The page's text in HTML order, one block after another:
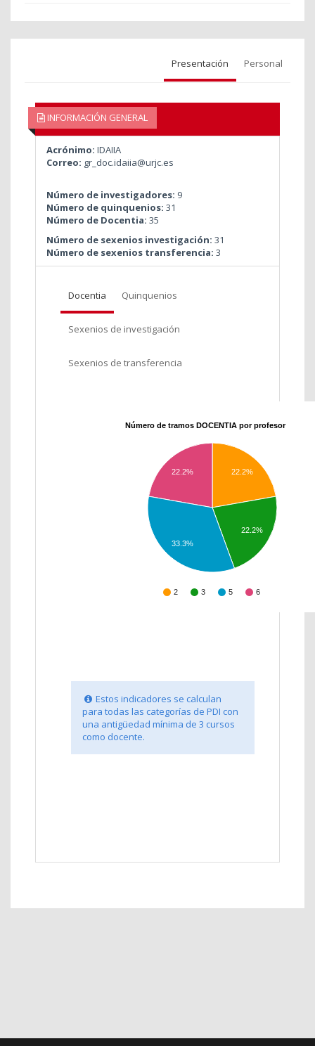
Presentación Personal
INFORMACIÓN GENERAL
Acrónimo: IDAIIA
Correo: gr_doc.idaiia@urjc.es
Número de investigadores: 9
Número de quinquenios: 31
Número de Docentia: 35
Número de sexenios investigación: 31
Número de sexenios transferencia: 3
Docentia Quinquenios
Sexenios de investigación
Sexenios de transferencia
Número de tramos DOCENTIA por profesor
2 3 5 6
22.2%
22.2%
22.2%
33.3%
Estos indicadores se calculan
para todas las categorías de PDI con
una antigüedad mínima de 3 cursos
como docente.